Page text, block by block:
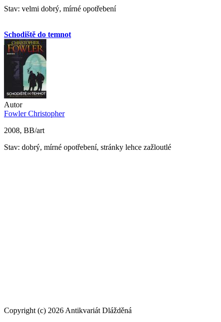
Stav: velmi dobrý, mírné opotřebení
Schodiště do temnot
Autor
Fowler Christopher
2008, BB/art
Stav: dobrý, mírné opotřebení, stránky lehce zažloutlé
Copyright (c) 2026 Antikvariát Dlážděná